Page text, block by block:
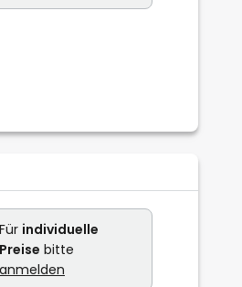
Für individuelle
Preise bitte
anmelden